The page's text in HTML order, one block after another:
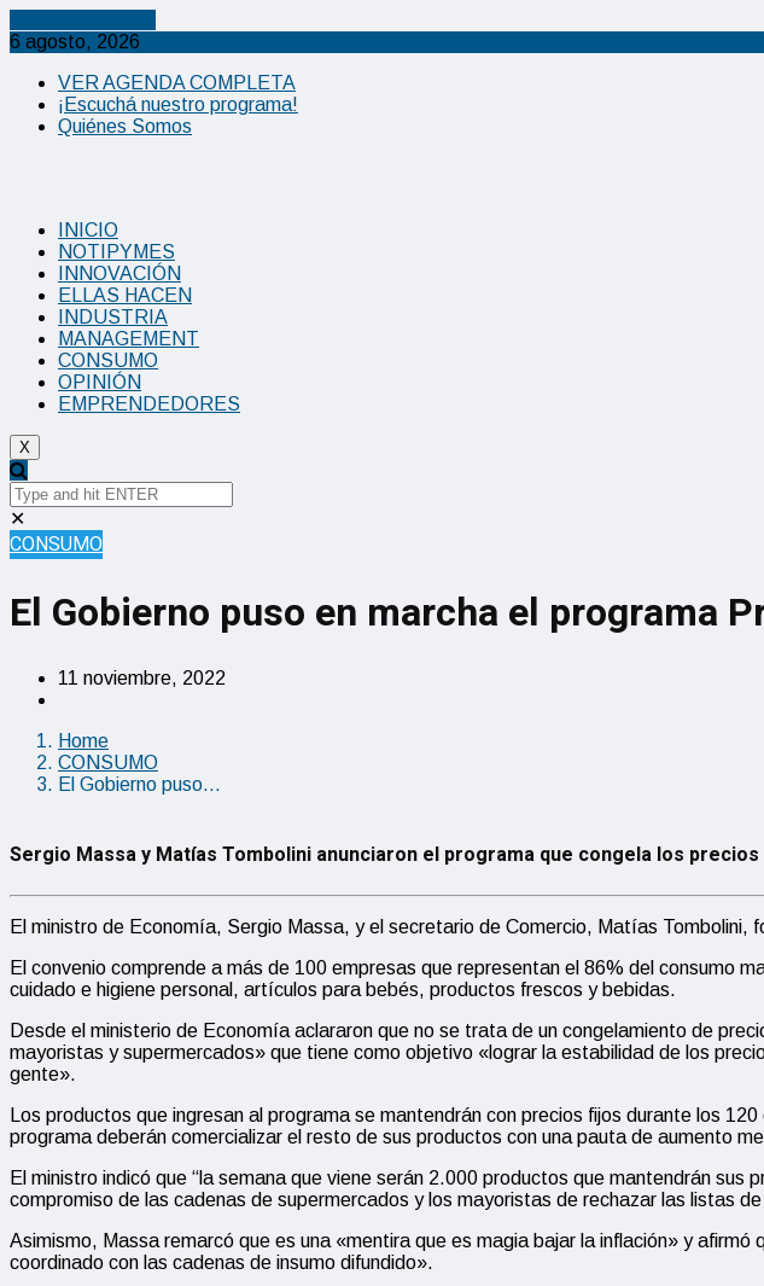
6 agosto, 2026
VER AGENDA COMPLETA
¡Escuchá nuestro programa!
Quiénes Somos
INICIO
NOTIPYMES
INNOVACIÓN
ELLAS HACEN
INDUSTRIA
MANAGEMENT
CONSUMO
OPINIÓN
EMPRENDEDORES
X
✕
CONSUMO
El Gobierno puso en marcha el programa
11 noviembre, 2022
Home
CONSUMO
El Gobierno puso…
Sergio Massa y Matías Tombolini anunciaron el programa que congela los
El ministro de Economía, Sergio Massa, y el secretario de Comercio, Matías
El convenio comprende a más de 100 empresas que representan el 86% del consumo
cuidado e higiene personal, artículos para bebés, productos frescos y bebidas.
Desde el ministerio de Economía aclararon que no se trata de un congelamiento de
mayoristas y supermercados» que tiene como objetivo «lograr la estabilidad de los
gente».
Los productos que ingresan al programa se mantendrán con precios fijos durante los
programa deberán comercializar el resto de sus productos con una pauta de aumento
El ministro indicó que “la semana que viene serán 2.000 productos que mantendrán
compromiso de las cadenas de supermercados y los mayoristas de rechazar las listas
Asimismo, Massa remarcó que es una «mentira que es magia bajar la inflación» y
coordinado con las cadenas de insumo difundido».